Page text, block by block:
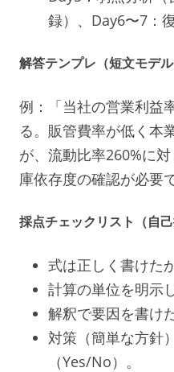
録）、Day6〜7：
解答テンプレ（短文モデル
例：「当社の営業利益
る。販管費率が低く本
が、流動比率260%に
庫依存度の確認が必要
採点チェックリスト（自己
式は正しく書けた
計算の単位を明示
解釈で要因を書け
対策（簡単な方針
（Yes/No）。